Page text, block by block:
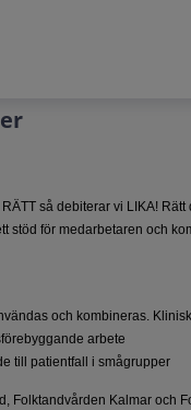
så debiterar vi LIKA!
stöd för medarbetaren och
och kombineras.
arbete
till patientfall i smågrupper
Kalmar och